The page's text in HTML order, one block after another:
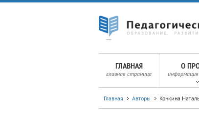
ГЛАВНАЯ
главная страница
О
Главная Авторы Конкина